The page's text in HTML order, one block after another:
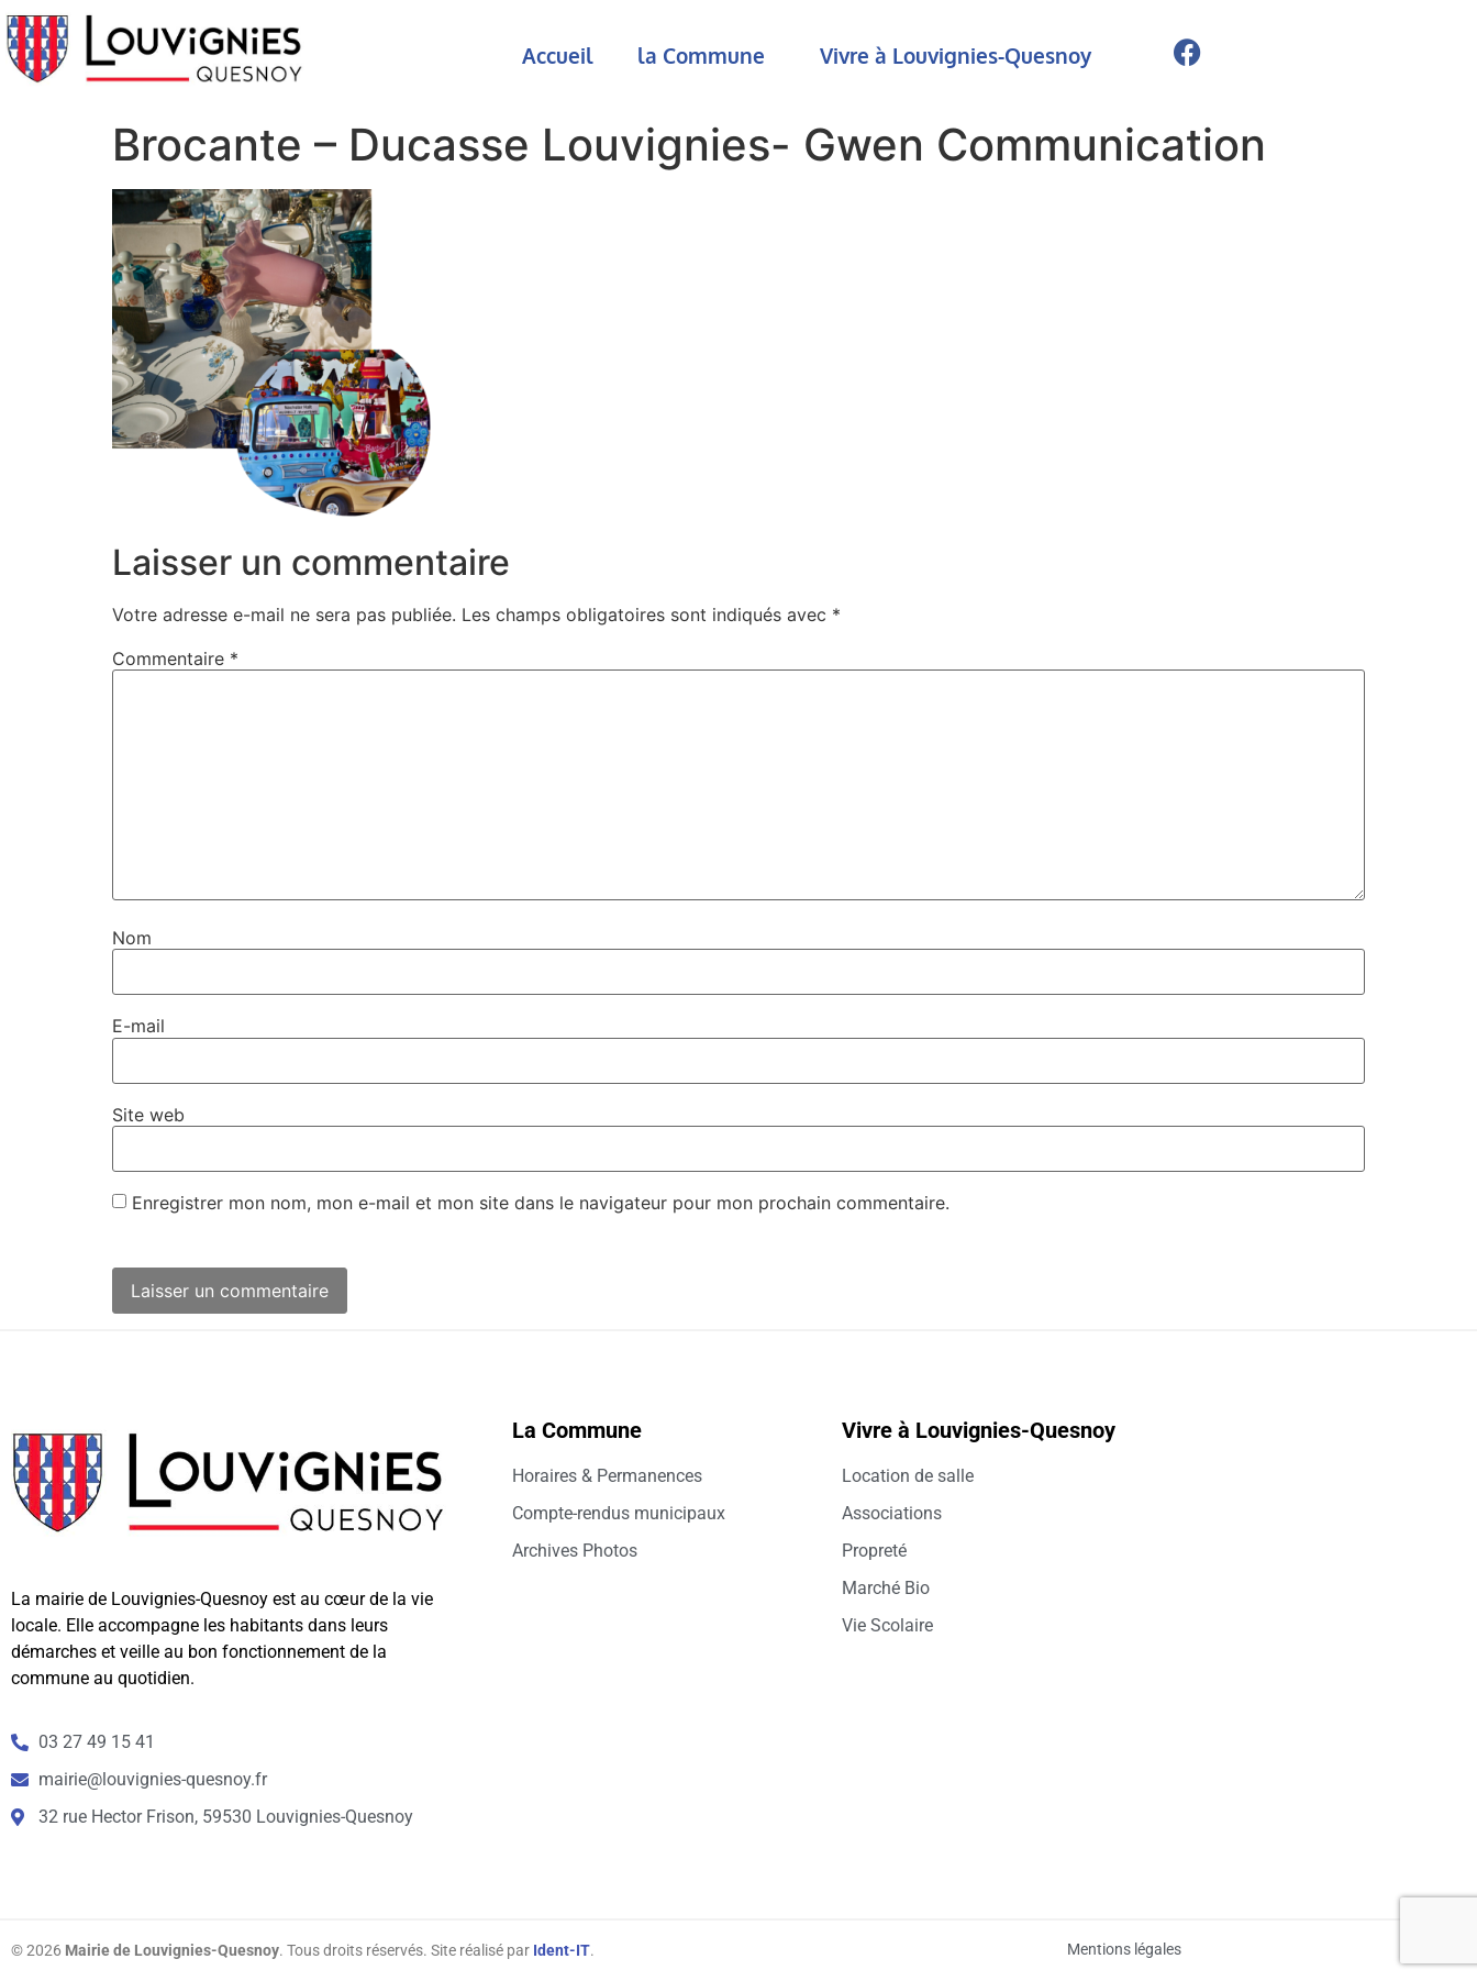
Accueil la Commune Vivre à Louvignies-Quesnoy
Brocante – Ducasse Louvignies- Gwen Communication
Laisser un commentaire
Votre adresse e-mail ne sera pas publiée. Les champs obligatoires sont indiqués avec *
Commentaire *
Nom
E-mail
Site web
Enregistrer mon nom, mon e-mail et mon site dans le navigateur pour mon prochain commentaire.
La mairie de Louvignies-Quesnoy est au cœur de la vie
locale. Elle accompagne les habitants dans leurs
démarches et veille au bon fonctionnement de la
commune au quotidien.
03 27 49 15 41
mairie@louvignies-quesnoy.fr
32 rue Hector Frison, 59530 Louvignies-Quesnoy
La Commune
Horaires & Permanences
Compte-rendus municipaux
Archives Photos
Vivre à Louvignies-Quesnoy
Location de salle
Associations
Propreté
Marché Bio
Vie Scolaire
© 2026 Mairie de Louvignies-Quesnoy. Tous droits réservés. Site réalisé par Ident-IT. Mentions légales